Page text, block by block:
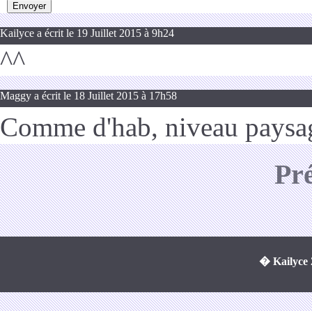
Kailyce a écrit le 19 Juillet 2015 à 9h24
^^
Maggy a écrit le 18 Juillet 2015 à 17h58
Comme d'hab, niveau
� Kailyce